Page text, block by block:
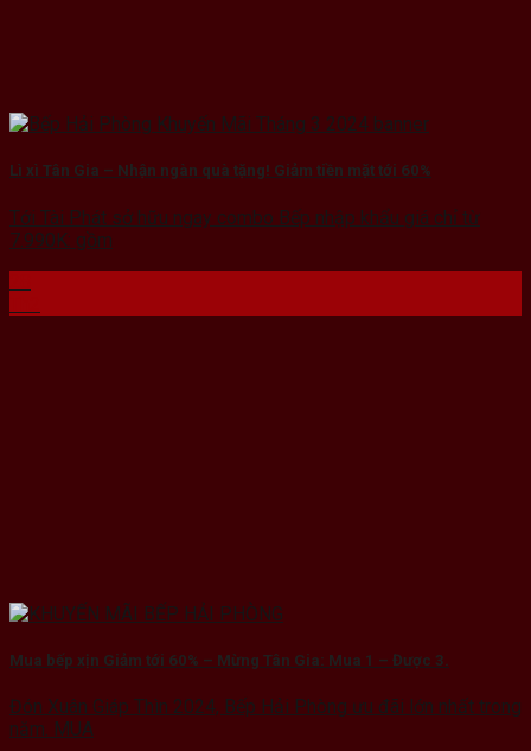
Lì xì Tân Gia – Nhận ngàn quà tặng! Giảm tiền mặt tới 60%
Tới Tài Phát sở hữu ngay combo Bếp nhập khẩu giá chỉ từ
7.990K: gồm
Mua bếp xịn Giảm tới 60% – Mừng Tân Gia: Mua 1 – Được 3.
Đón Xuân Giáp Thìn 2024, Bếp Hải Phòng ưu đãi lớn nhất trong
năm. MUA